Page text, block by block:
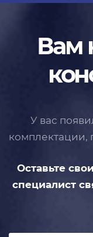
Вам
У вас
комплектации,
Оставьте
специалист